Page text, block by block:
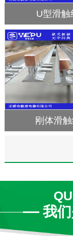
无接缝滑
DHV组合型
我